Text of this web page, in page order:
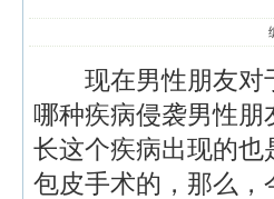
现在男性朋友对于
哪种疾病侵袭男性
长这个疾病出现的
包皮手术的，那么